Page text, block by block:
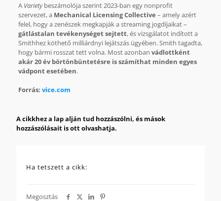
A Varietybeszámolója szerint 2023-ban egy nonprofit
szervezet, a Mechanical Licensing Collective – amely azért
felel, hogy a zenészek megkapják a streaming jogdíjaikat –
gátlástalan tevékenységet sejtett, és vizsgálatot indított a
Smithhez köthető milliárdnyi lejátszás ügyében. Smith tagadta,
hogy bármi rosszat tett volna. Most azonban vádlottként
akár 20 év börtönbüntetésre is számíthat minden egyes
vádpont esetében.
Forrás: vice.com
A cikkhez a lap alján tud hozzászólni, és mások
hozzászólásait is ott olvashatja.
Ha tetszett a cikk:
Megosztás